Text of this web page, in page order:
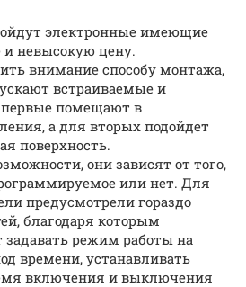
электронные имеющие
и невысокую цену.
внимание способу монтажа,
встраиваемые и
помещают в
а для вторых подойдет
поверхность.
они зависят от того,
или нет. Для
предусмотрели гораздо
благодаря которым
задавать режим работы на
времени, устанавливать
включения и выключения